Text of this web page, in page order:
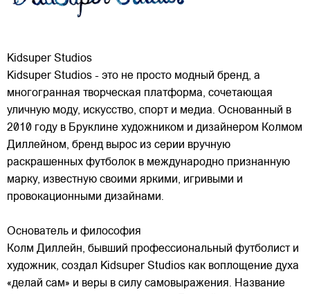
Kidsuper Studios
Kidsuper Studios - это не просто модный бренд, а
многогранная творческая платформа, сочетающая
уличную моду, искусство, спорт и медиа. Основанный в
2010 году в Бруклине художником и дизайнером Колмом
Диллейном, бренд вырос из серии вручную
раскрашенных футболок в международно признанную
марку, известную своими яркими, игривыми и
провокационными дизайнами.
Основатель и философия
Колм Диллейн, бывший профессиональный футболист и
художник, создал Kidsuper Studios как воплощение духа
«делай сам» и веры в силу самовыражения. Название